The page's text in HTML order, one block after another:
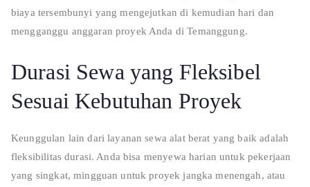
biaya tersembunyi yang mengejutkan di kemudian hari dan
mengganggu anggaran proyek Anda di Temanggung.
Durasi Sewa yang Fleksibel
Sesuai Kebutuhan Proyek
Keunggulan lain dari layanan sewa alat berat yang baik adalah
fleksibilitas durasi. Anda bisa menyewa harian untuk pekerjaan
yang singkat, mingguan untuk proyek jangka menengah, atau